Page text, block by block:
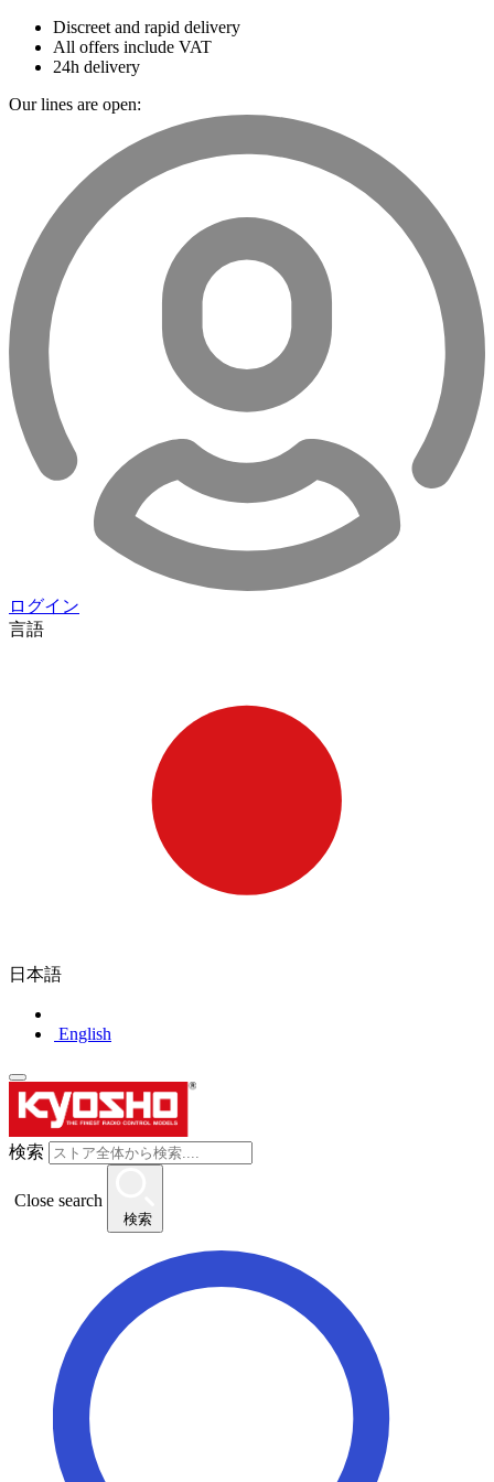
Discreet and rapid delivery
All offers include VAT
24h delivery
Our lines are open:
ログイン
言語
日本語
English
検索
Close search
検索